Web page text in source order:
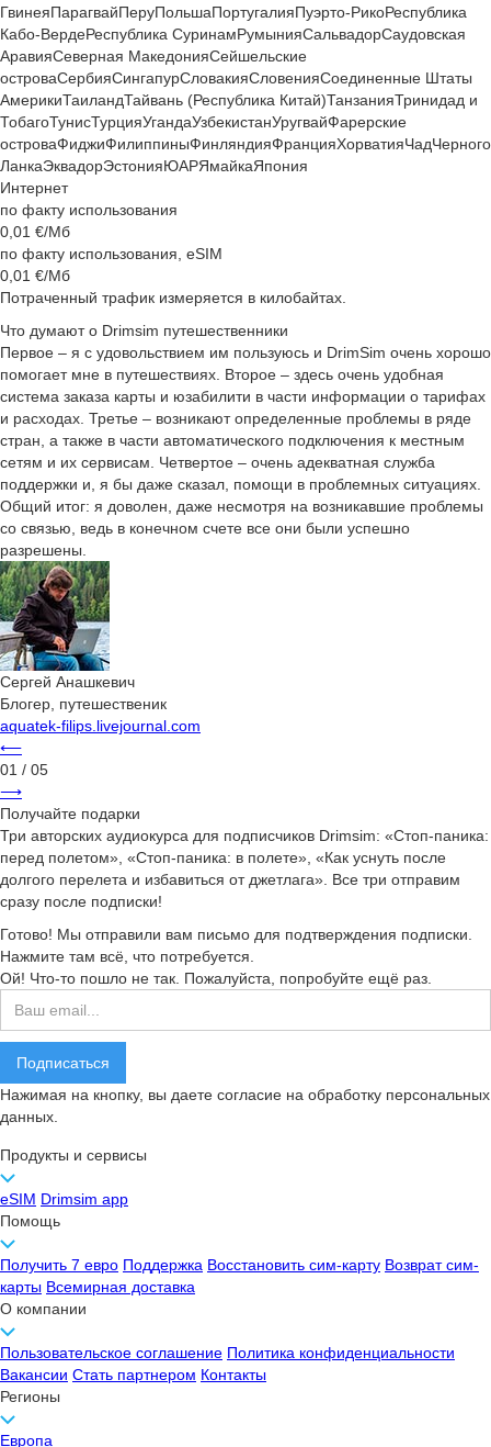
ГвинеяПарагвайПеруПольшаПортугалияПуэрто-РикоРеспублика
Кабо-ВердеРеспублика СуринамРумынияСальвадорСаудовская
АравияСеверная МакедонияСейшельские
островаСербияСингапурСловакияСловенияСоединенные Штаты
АмерикиТаиландТайвань (Республика Китай)ТанзанияТринидад и
ТобагоТунисТурцияУгандаУзбекистанУругвайФарерские
островаФиджиФилиппиныФинляндияФранцияХорватияЧад
ЛанкаЭквадорЭстонияЮАРЯмайкаЯпония
Интернет
по факту использования
0,01 €/Мб
по факту использования, eSIM
0,01 €/Мб
Потраченный трафик измеряется в килобайтах.
Что думают о Drimsim путешественники
Первое – я с удовольствием им пользуюсь и DrimSim очень хорошо
помогает мне в путешествиях. Второе – здесь очень удобная
система заказа карты и юзабилити в части информации о тарифах
и расходах. Третье – возникают определенные проблемы в ряде
стран, а также в части автоматического подключения к местным
сетям и их сервисам. Четвертое – очень адекватная служба
поддержки и, я бы даже сказал, помощи в проблемных ситуациях.
Общий итог: я доволен, даже несмотря на возникавшие проблемы
со связью, ведь в конечном счете все они были успешно
разрешены.
Сергей Анашкевич
Блогер, путешественик
aquatek-filips.livejournal.com
⟵
01 / 05
⟶
Получайте подарки
Три авторских аудиокурса для подписчиков Drimsim: «Стоп-паника:
перед полетом», «Стоп-паника: в полете», «Как уснуть после
долгого перелета и избавиться от джетлага». Все три отправим
сразу после подписки!
Готово! Мы отправили вам письмо для подтверждения подписки.
Нажмите там всё, что потребуется.
Ой! Что-то пошло не так. Пожалуйста, попробуйте ещё раз.
Нажимая на кнопку, вы даете согласие на обработку персональных
данных.
Продукты и сервисы
eSIM Drimsim app
Помощь
Получить 7 евро Поддержка Восстановить сим-карту Возврат сим-
карты Всемирная доставка
О компании
Пользовательское соглашение Политика конфиденциальности
Вакансии Стать партнером Контакты
Регионы
Европа